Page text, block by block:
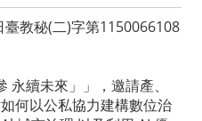
教秘(二)字第1150066108
續未來」」，邀請產、
何以公私協力建構數位治